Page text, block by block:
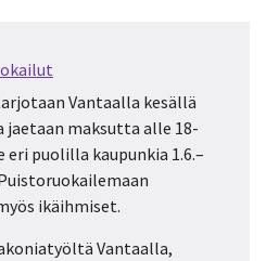
Vantaalla kesällä
jaetaan maksutta alle 18-
puolilla kaupunkia 1.6.–
ikäihmiset.
Vantaalla,